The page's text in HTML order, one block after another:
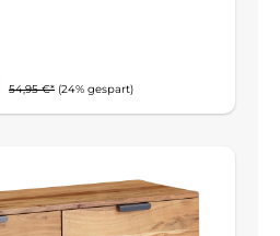
54,95 €* (24% gespart)